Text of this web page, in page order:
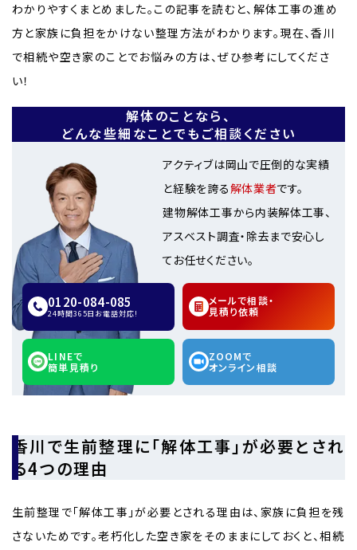
わかりやすくまとめました。この記事を読むと、解体工事の進め
方と家族に負担をかけない整理方法がわかります。現在、香川
で相続や空き家のことでお悩みの方は、ぜひ参考にしてくださ
い！
解体のことなら、
どんな些細なことでもご相談ください
アクティブは岡山で圧倒的な実績
と経験を誇る解体業者です。
建物解体工事から内装解体工事、
アスベスト調査・除去まで安心し
てお任せください。
0120-084-085
24時間365日お電話対応!
メールで相談・
見積り依頼
LINEで
簡単見積り
ZOOMで
オンライン相談
香川で生前整理に「解体工事」が必要とされ
る4つの理由
生前整理で「解体工事」が必要とされる理由は、家族に負担を残
さないためです。老朽化した空き家をそのままにしておくと、相続